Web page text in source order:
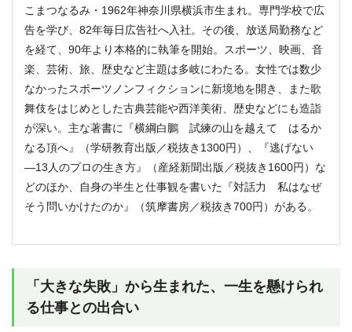
こまつなるみ・1962年神奈川県横浜市生まれ。専門学校で広
告を学び、82年毎日広告社へ入社。その後、放送局勤務など
を経て、90年より本格的に執筆を開始。スポーツ、映画、音
楽、芸術、旅、歴史など主題は多岐にわたる。女性では数少
なかったスポーツノンフィクションに新境地を開き、また歌
舞伎をはじめとした古典芸能や西洋美術、歴史などにも造詣
が深い。主な著書に『横綱白鵬 試練の山を越えて はるか
なる頂へ』（学研教育出版／税抜き1300円）、『逃げない
―13人のプロの生き方』（産経新聞出版／税抜き1600円）な
どのほか、自身の半生と仕事観を書いた『対話力 私はなぜ
そう問いかけたのか』（筑摩書房／税抜き700円）がある。
「大きな失敗」から生まれた、一生を懸けられ
る仕事との出合い